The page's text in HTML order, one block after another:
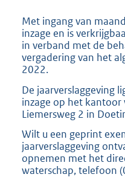
Met ingang van
inzage en is
in verband met de
vergadering van het
2022.
De jaarverslaggeving
inzage op het kantoor
Liemersweg 2 in
Wilt u een geprint
jaarverslaggeving
opnemen met het
waterschap, telefoon